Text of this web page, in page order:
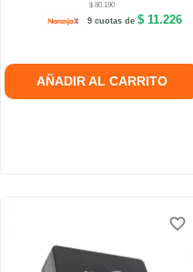
$ 80.190
9 cuotas de $ 11.226
AÑADIR AL CARRITO
favorite_border
favorite_border